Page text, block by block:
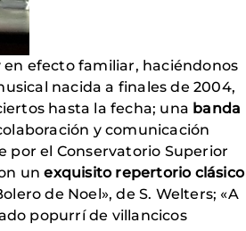
efecto familiar, haciéndonos
nacida a finales de 2004,
hasta la fecha; una banda
y comunicación
por el Conservatorio Superior
unexquisito repertorio clásico
de Noel», de S. Welters; «A
popurrí de villancicos